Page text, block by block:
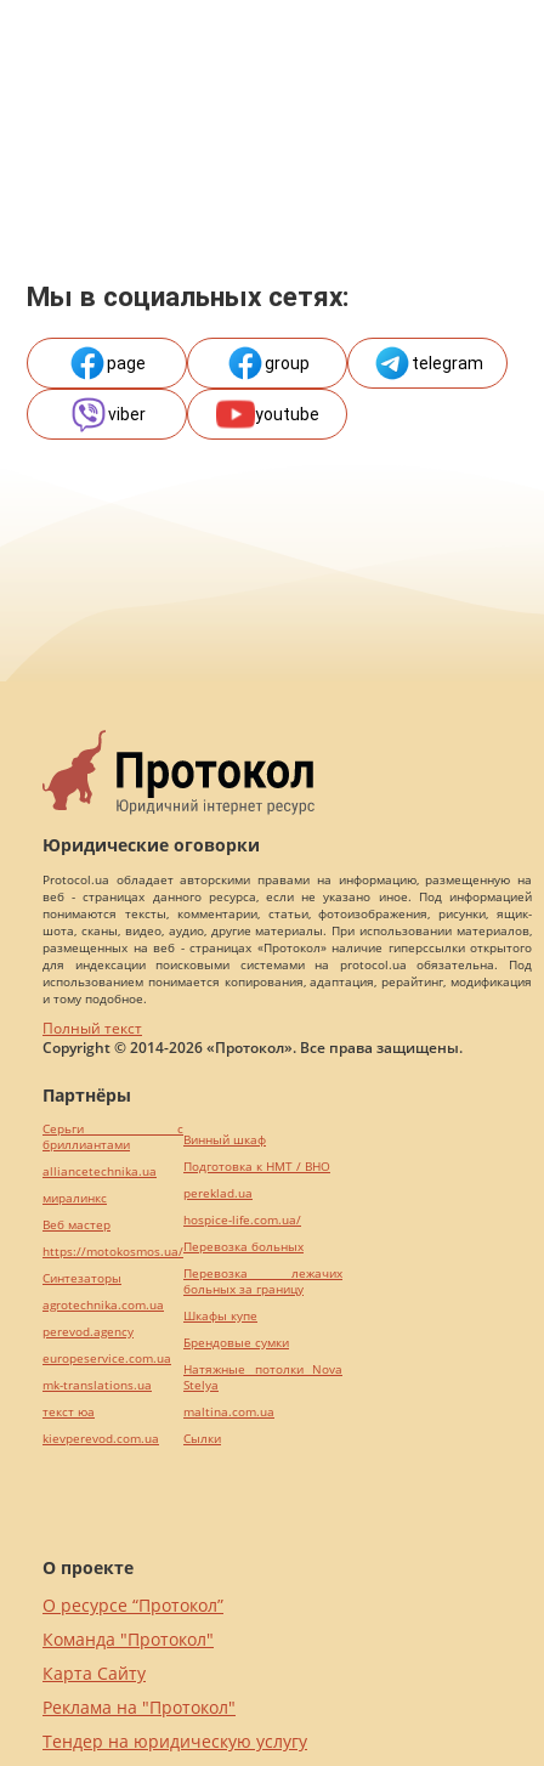
Мы в социальных сетях:
page group telegram
viber youtube
Юридические оговорки
Protocol.ua обладает авторскими правами на информацию, размещенную на
веб - страницах данного ресурса, если не указано иное. Под информацией
понимаются тексты, комментарии, статьи, фотоизображения, рисунки, ящик-
шота, сканы, видео, аудио, другие материалы. При использовании материалов,
размещенных на веб - страницах «Протокол» наличие гиперссылки открытого
для индексации поисковыми системами на protocol.ua обязательна. Под
использованием понимается копирования, адаптация, рерайтинг, модификация
и тому подобное.
Полный текст
Copyright © 2014-2026 «Протокол». Все права защищены.
О проекте
О ресурсе “Протокол”
Команда "Протокол"
Карта Сайту
Реклама на "Протокол"
Тендер на юридическую услугу
Партнёры
Серьги с
бриллиантами
alliancetechnika.ua
миралинкс
Веб мастер
https://motokosmos.ua/
Синтезаторы
agrotechnika.com.ua
perevod.agency
europeservice.com.ua
mk-translations.ua
текст юа
kievperevod.com.ua
Винный шкаф
Подготовка к НМТ / ВНО
pereklad.ua
hospice-life.com.ua/
Перевозка больных
Перевозка лежачих
больных за границу
Шкафы купе
Брендовые сумки
Натяжные потолки Nova
Stelya
maltina.com.ua
Cылки